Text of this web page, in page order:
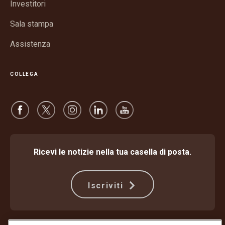
Investitori
Sala stampa
Assistenza
COLLEGA
Ricevi le notizie nella tua casella di posta.
Iscriviti